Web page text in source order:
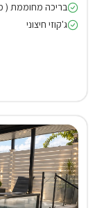
בריכה מחוממת (
ג'קוזי חיצוני